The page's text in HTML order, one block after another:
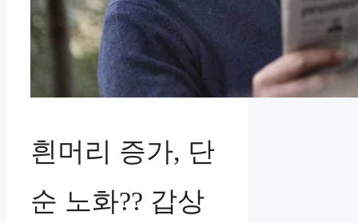
흰머리 증가, 단
순 노화?? 갑상